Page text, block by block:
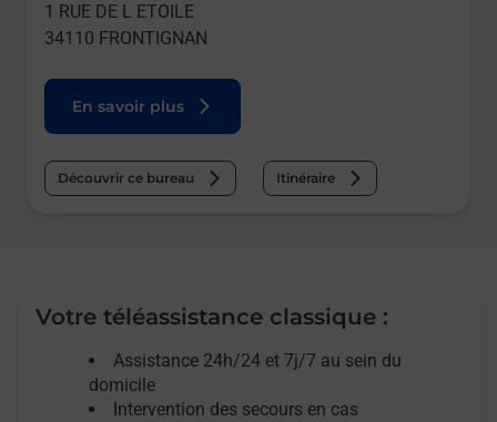
1 RUE DE L ETOILE
34110 FRONTIGNAN
En savoir plus
Découvrir ce bureau Itinéraire
Votre téléassistance classique :
Assistance 24h/24 et 7j/7 au sein du
domicile
Intervention des secours en cas